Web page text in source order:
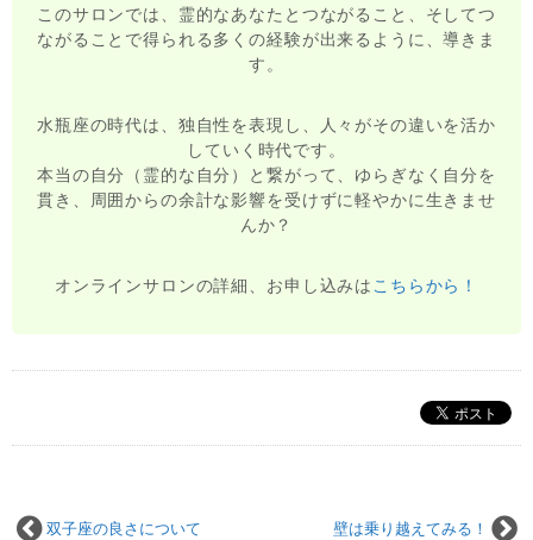
このサロンでは、霊的なあなたとつながること、そしてつ
ながることで得られる多くの経験が出来るように、導きま
す。
水瓶座の時代は、独自性を表現し、人々がその違いを活か
していく時代です。
本当の自分（霊的な自分）と繋がって、ゆらぎなく自分を
貫き、周囲からの余計な影響を受けずに軽やかに生きませ
んか？
オンラインサロンの詳細、お申し込みは こちらから！
壁は乗り越えてみる！
双子座の良さについて